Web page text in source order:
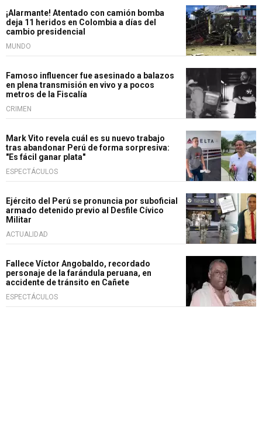
¡Alarmante! Atentado con camión bomba
deja 11 heridos en Colombia a días del
cambio presidencial
MUNDO
Famoso influencer fue asesinado a balazos
en plena transmisión en vivo y a pocos
metros de la Fiscalía
CRIMEN
Mark Vito revela cuál es su nuevo trabajo
tras abandonar Perú de forma sorpresiva:
"Es fácil ganar plata"
ESPECTÁCULOS
Ejército del Perú se pronuncia por suboficial
armado detenido previo al Desfile Cívico
Militar
ACTUALIDAD
Fallece Víctor Angobaldo, recordado
personaje de la farándula peruana, en
accidente de tránsito en Cañete
ESPECTÁCULOS